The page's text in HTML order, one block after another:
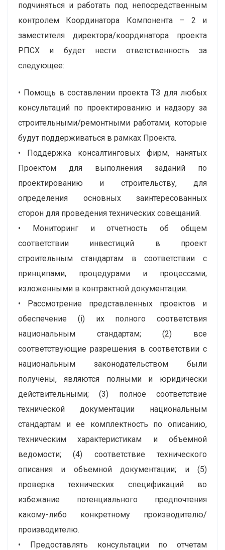
подчиняться и работать под непосредственным
контролем Координатора Компонента – 2 и
заместителя директора/координатора проекта
РПСХ и будет нести ответственность за
следующее:
• Помощь в составлении проекта ТЗ для любых
консультаций по проектированию и надзору за
строительными/ремонтными работами, которые
будут поддерживаться в рамках Проекта.
• Поддержка консалтинговых фирм, нанятых
Проектом для выполнения заданий по
проектированию и строительству, для
определения основных заинтересованных
сторон для проведения технических совещаний.
• Мониторинг и отчетность об общем
соответствии инвестиций в проект
строительным стандартам в соответствии с
принципами, процедурами и процессами,
изложенными в контрактной документации.
• Рассмотрение представленных проектов и
обеспечение (i) их полного соответствия
национальным стандартам; (2) все
соответствующие разрешения в соответствии с
национальным законодательством были
получены, являются полными и юридически
действительными; (3) полное соответствие
технической документации национальным
стандартам и ее комплектность по описанию,
техническим характеристикам и объемной
ведомости; (4) соответствие технического
описания и объемной документации; и (5)
проверка технических спецификаций во
избежание потенциального предпочтения
какому-либо конкретному производителю/
производителю.
• Предоставлять консультации по отчетам